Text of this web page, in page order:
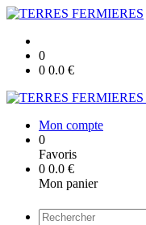
0
0 0.0 €
Mon compte
0
Favoris
0 0.0 €
Mon panier